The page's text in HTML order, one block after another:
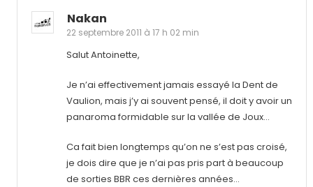
Nakan
22 septembre 2011 à 17 h 02 min
Salut Antoinette,
Je n’ai effectivement jamais essayé la Dent de
Vaulion, mais j’y ai souvent pensé, il doit y avoir un
panaroma formidable sur la vallée de Joux…
Ca fait bien longtemps qu’on ne s’est pas croisé,
je dois dire que je n’ai pas pris part à beaucoup
de sorties BBR ces dernières années…